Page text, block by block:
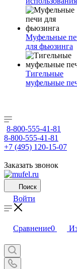
Муфельные
для фьюзинга
Тигельные
муфельные
8-800-555-41-81
8-800-555-41-81
+7 (495) 120-15-07
Заказать звонок
Поиск
Войти
Сравнение0